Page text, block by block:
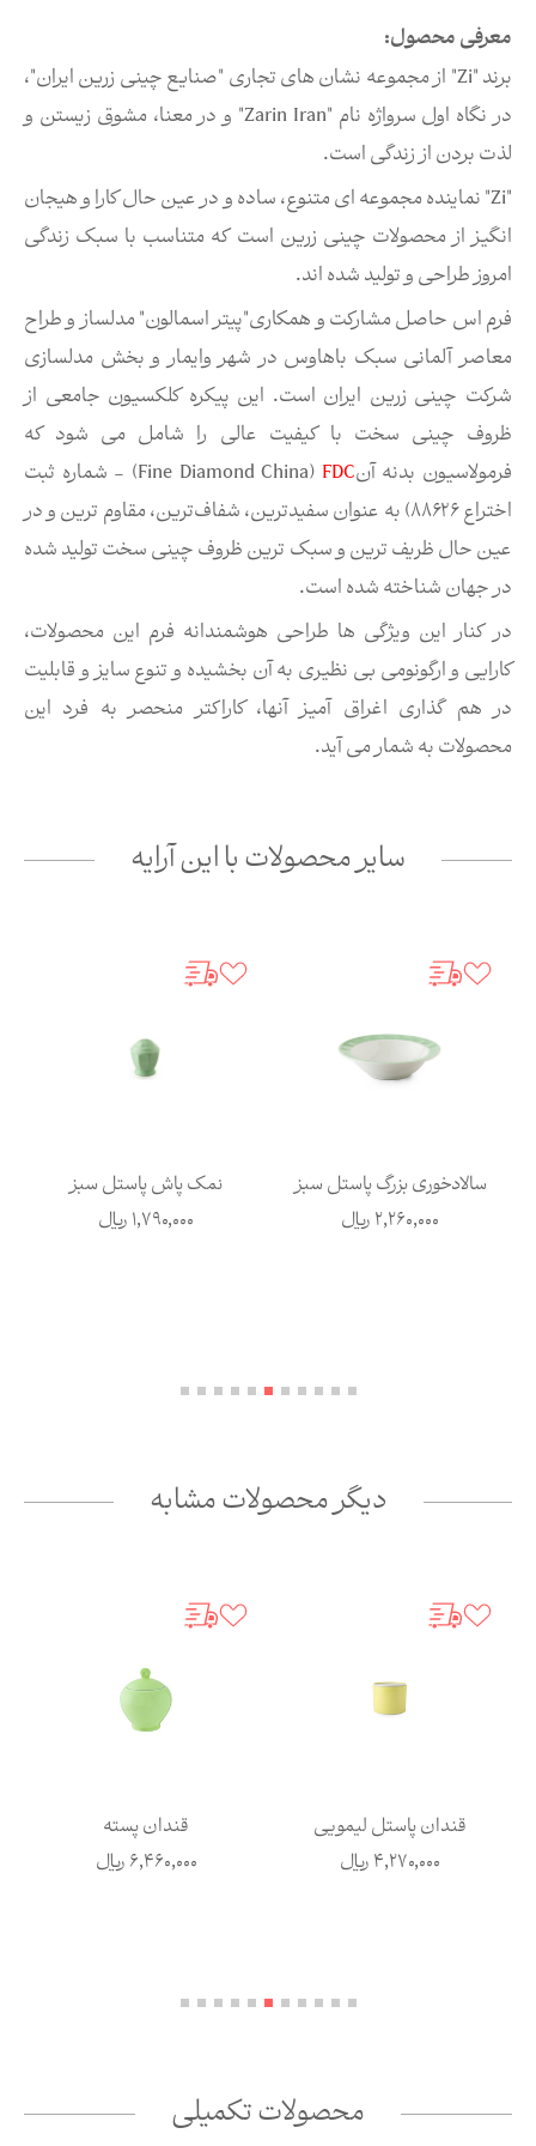
معرفی محصول:
برند "Zi" از مجموعه نشان های تجاری "صنایع چینی زرین ایران"،
در نگاه اول سرواژه نام "Zarin Iran" و در معنا، مشوق زیستن و
لذت بردن از زندگی است.
"Zi" نماینده مجموعه ای متنوع، ساده و در عین حال کارا و هیجان
انگیز از محصولات چینی زرین است که متناسب با سبک زندگی
امروز طراحی و تولید شده اند.
فرم اس حاصل مشارکت و همکاری"پیتر اسمالون" مدلساز و طراح
معاصر آلمانی سبک باهاوس در شهر وایمار و بخش مدلسازی
شركت چینی زرین ایران است. این پیکره کلکسیون جامعی از
ظروف چینی سخت با کیفیت عالی را شامل می شود که
فرمولاسیون بدنه آنFDC
(Fine Diamond China) - شماره ثبت
اختراع ۸۸۶۲۶) به عنوان سفیدترین، شفاف‌ترین، مقاوم ترین و در
عین حال ظریف ترین و سبک ترین ظروف چینی سخت تولید شده
در جهان شناخته شده است.
در کنار این ویژگی ها طراحی هوشمندانه فرم این محصولات،
کارایی و ارگونومی بی نظیری به آن بخشیده و تنوع سایز و قابلیت
در هم گذاری اغراق آمیز آنها، کاراکتر منحصر به فرد این
محصولات به شمار می آید.
سایر محصولات با این آرایه
سالادخوری بزرگ پاستل سبز
2,260,000ریال
نمک پاش پاستل سبز
1,790,000ریال
دیگر محصولات مشابه
قندان پاستل لیمویی
4,270,000ریال
قندان پسته
6,460,000ریال
محصولات تکمیلی